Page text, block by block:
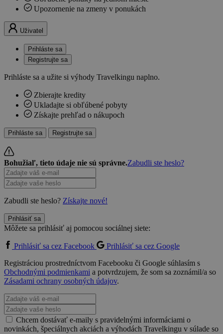
Upozornenie na zmeny v ponukách
Uživatel
Prihláste sa
Registrujte sa
Prihláste sa a užite si výhody Travelkingu naplno.
Zbierajte kredity
Ukladajte si obľúbené pobyty
Získajte prehľad o nákupoch
Prihláste sa Registrujte sa
Bohužiaľ, tieto údaje nie sú správne.Zabudli ste heslo?
Zabudli ste heslo? Získajte nové!
Prihlásiť sa
Môžete sa prihlásiť aj pomocou sociálnej siete:
Prihlásiť sa cez Facebook
Prihlásiť sa cez Google
Registráciou prostredníctvom Facebooku či Google súhlasím s
Obchodnými podmienkami a potvrdzujem, že som sa zoznámil/a so
Zásadami ochrany osobných údajov.
Chcem dostávať e-maily s pravidelnými informáciami o
novinkách, špeciálnych akciách a výhodách Travelkingu v súlade so